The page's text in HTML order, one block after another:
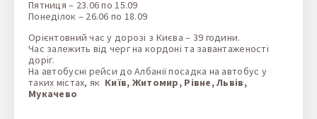
Пятниця – 23.06 по 15.09
Понеділок – 26.06 по 18.09
Орієнтовний час у дорозі з Києва – 39 години.
Час залежить від черг на кордоні та завантаженості
доріг.
На автобусні рейси до Албанії посадка на автобус у
таких містах, як Київ, Житомир, Рівне, Львів,
Мукачево